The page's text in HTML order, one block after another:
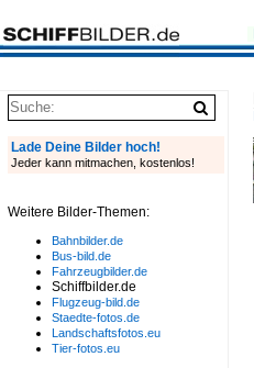
Lade Deine Bilder hoch!
Jeder kann mitmachen, kostenlos!
Weitere Bilder-Themen:
Bahnbilder.de
Bus-bild.de
Fahrzeugbilder.de
Schiffbilder.de
Flugzeug-bild.de
Staedte-fotos.de
Landschaftsfotos.eu
Tier-fotos.eu